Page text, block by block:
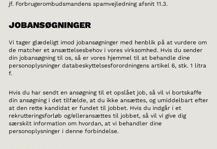
jf. Forbrugerombudsmandens spamvejledning afsnit 11.3.
JOBANSØGNINGER
Vi tager glædeligt imod jobansøgninger med henblik på at vurdere om
de matcher et ansættelsesbehov i vores virksomhed. Hvis du sender
din jobansøgning til os, så er vores hjemmel til at behandle dine
personoplysninger databeskyttelsesforordningens artikel 6, stk. 1 litra
f.
Hvis du har sendt en ansøgning til et opslået job, så vil vi bortskaffe
din ansøgning i det tilfælde, at du ikke ansættes, og umiddelbart efter
at den rette kandidat er fundet til jobbet. Hvis du indgår i et
rekrutteringsforløb og/elleransættes til jobbet, så vil vi give dig
særskilt information om hvordan, at vi behandler dine
personoplysninger i denne forbindelse.